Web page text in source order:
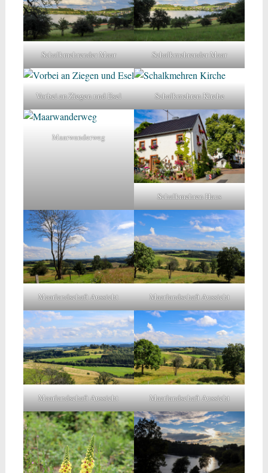
Schalkmehrender Maar Schalkmehrender Maar
Vorbei an Ziegen und Esel Schalkmehren Kirche
Maarwanderweg
Schalkmehren Haus
Maarlandschaft Aussicht Maarlandschaft Aussicht
Maarlandschaft Aussicht Maarlandschaft Aussicht